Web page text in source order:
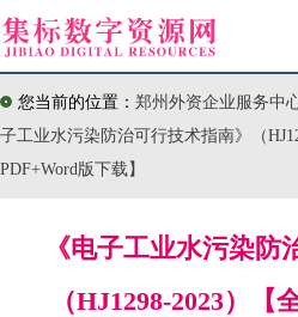
您当前的位置： 郑州外资企业服务中
子工业水污染防治可行技术指南》（
PDF+Word版下载】
《电子工业水污染防
（HJ1298-2023）【